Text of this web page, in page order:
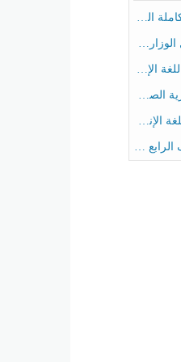
الثالث
الثالث
الثالث
الثالث